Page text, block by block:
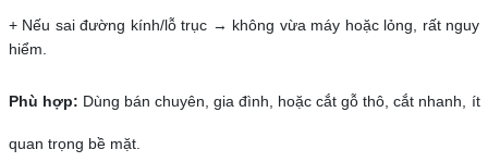
+ Nếu sai đường kính/lỗ trục → không vừa máy hoặc lỏng, rất nguy
hiểm.
Phù hợp: Dùng bán chuyên, gia đình, hoặc cắt gỗ thô, cắt nhanh, ít
quan trọng bề mặt.